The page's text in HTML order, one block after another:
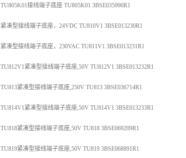
TU805K01接线端子底座 TU805K01 3BSE035990R1
紧凑型接线端子底座，24VDC TU810V1 3BSE013230R1
紧凑型接线端子底座，230VAC TU811V1 3BSE013231R1
TU812V1紧凑型接线端子底座,50V TU812V1 3BSE013232R1
TU813紧凑型接线端子底座,250V TU813 3BSE036714R1
TU814V1紧凑型接线端子底座,50V TU814V1 3BSE013233R1
TU818紧凑型接线端子底座,50V TU818 3BSE069209R1
TU819紧凑型接线端子底座,50V TU819 3BSE068891R1